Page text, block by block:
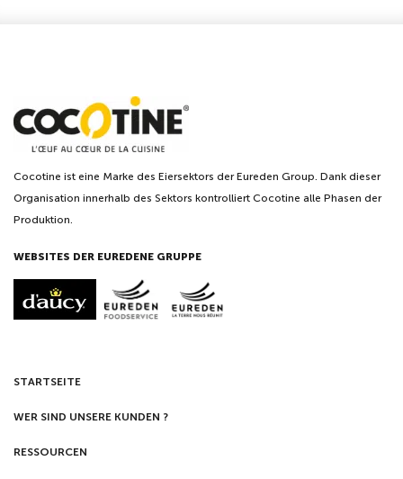
Cocotine ist eine Marke des Eiersektors der Eureden Group. Dank dieser
Organisation innerhalb des Sektors kontrolliert Cocotine alle Phasen der
Produktion.
WEBSITES DER EUREDENE GRUPPE
STARTSEITE
WER SIND UNSERE KUNDEN ?
RESSOURCEN